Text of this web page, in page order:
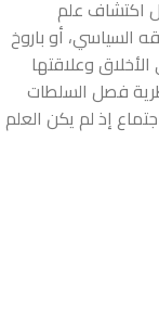
اكتشاف علم
السياسي، أو باروخ
وعلاقتها
فصل السلطات
إذ لم يكن العلم